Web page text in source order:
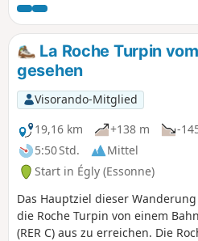
zunimmt. Kulturerbe entlang der
restaurierte alte Mühle, einige
ein Waschhaus...
La Roche Turpin
gesehen
Visorando-Mitglied
19,16 km
+138 m
-
5:50 Std.
Mittel
Start in Égly (Essonne)
Das Hauptziel dieser
die Roche Turpin von einem
(RER C) aus zu erreichen. Die